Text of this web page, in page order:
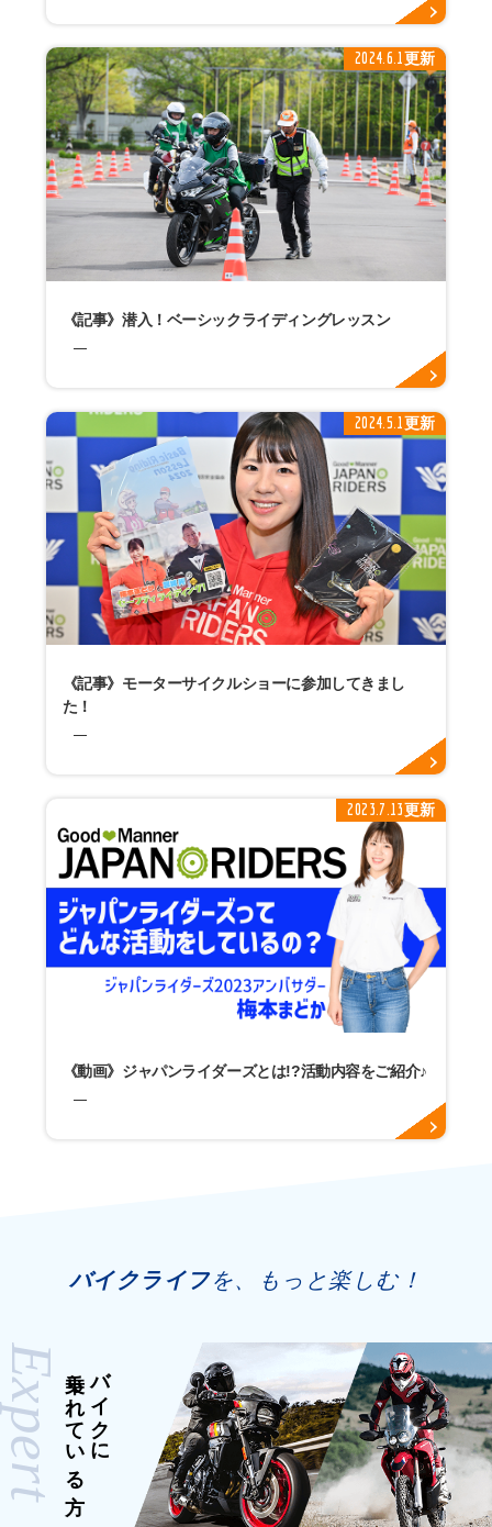
2024.6.1更新
《記事》潜入！ベーシックライディングレッスン
2024.5.1更新
《記事》モーターサイクルショーに参加してきまし
た！
2023.7.13更新
《動画》ジャパンライダーズとは!?活動内容をご紹介♪
バイクライフを、もっと楽しむ！
バイクに
乗られている方
Expert